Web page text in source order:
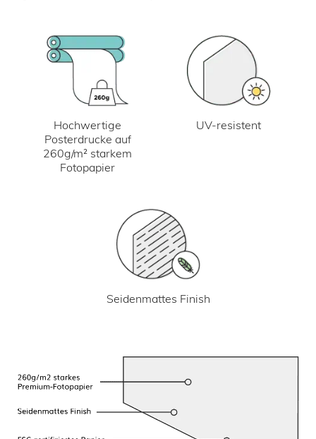
Hochwertige
Posterdrucke auf
260g/m² starkem
Fotopapier
UV-resistent
Seidenmattes Finish